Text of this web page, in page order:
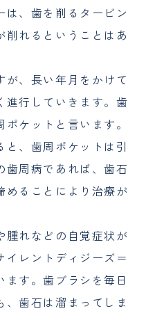
は、歯を削るタービン
削れるということはあ
、長い年月をかけて
進行していきます。歯
ケットと言います。
、歯周ポケットは引
歯周病であれば、歯石
めることにより治療が
腫れなどの自覚症状が
イレントディジーズ＝
す。歯ブラシを毎日
歯石は溜まってしま